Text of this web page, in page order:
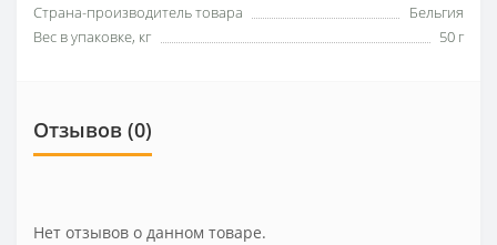
Страна-производитель товара
Бельгия
Вес в упаковке, кг
50 г
Отзывов (0)
Нет отзывов о данном товаре.